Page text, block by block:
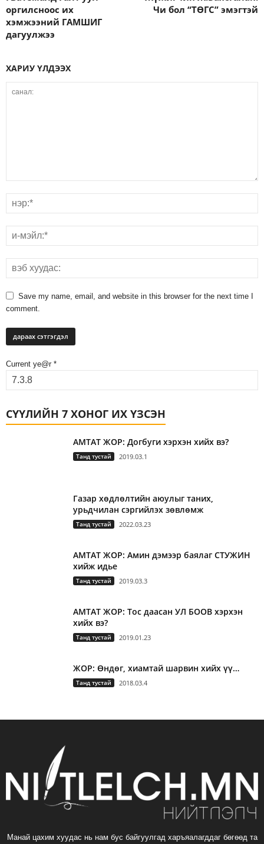
оргилсноос их
хэмжээний ГАМШИГ
дагуулжээ
Чи бол “ТӨГС” эмэгтэй
ХАРИУ ҮЛДЭЭХ
Save my name, email, and website in this browser for the next time I
comment.
Current ye@r *
СҮҮЛИЙН 7 ХОНОГ ИХ ҮЗСЭН
АМТАТ ЖОР: Догбуги хэрхэн хийх вэ?
Танд тустай 2019.03.1
Газар хөдлөлтийн аюулыг таних,
урьдчилан сэргийлэх зөвлөмж
Танд тустай 2022.03.23
АМТАТ ЖОР: Амин дэмээр баялаг СТУЖИН
хийж идье
Танд тустай 2019.03.3
АМТАТ ЖОР: Тос даасан УЛ БООВ хэрхэн
хийх вэ?
Танд тустай 2019.01.23
ЖОР: Өндөг, хиамтай шарвин хийх үү…
Танд тустай 2018.03.4
Манай цахим хуудас нь нам бус байгуулгад харъяалагддаг бөгөөд та